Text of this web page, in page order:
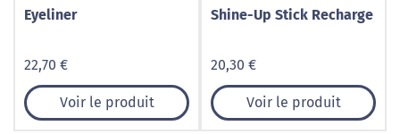
Eyeliner
22,70 €
Voir le produit
Shine-Up Stick Recharge
20,30 €
Voir le produit